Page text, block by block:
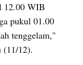
12.00 WIB
pukul 01.00
tenggelam,"
(11/12).